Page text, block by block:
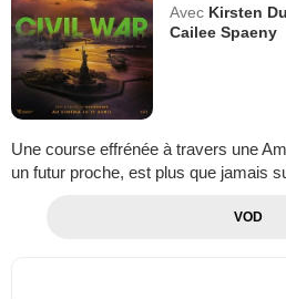
Avec Kirsten
Cailee Spaeny
Une course effrénée à travers une
un futur proche, est plus que jamais
VOD